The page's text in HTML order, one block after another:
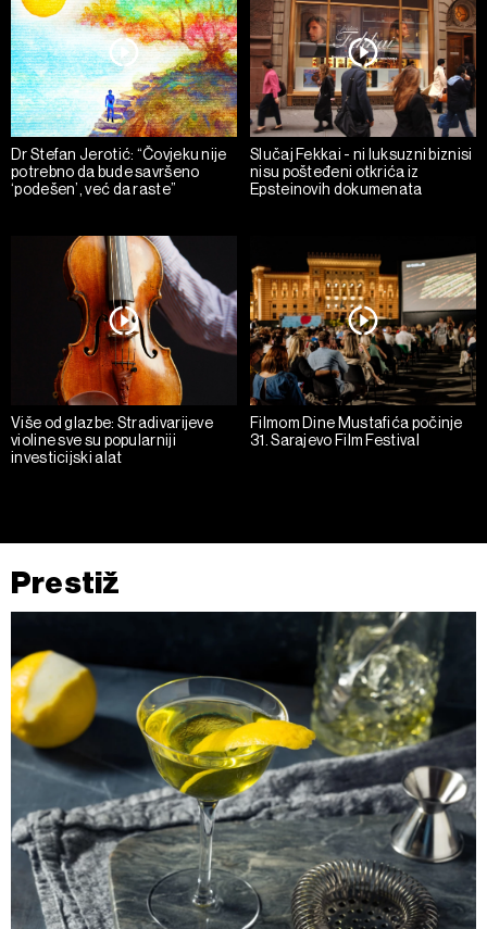
Dr Stefan Jerotić: “Čovjeku nije
potrebno da bude savršeno
‘podešen’, već da raste”
Slučaj Fekkai - ni luksuzni biznisi
nisu pošteđeni otkrića iz
Epsteinovih dokumenata
Više od glazbe: Stradivarijeve
violine sve su popularniji
investicijski alat
Filmom Dine Mustafića počinje
31. Sarajevo Film Festival
Prestiž